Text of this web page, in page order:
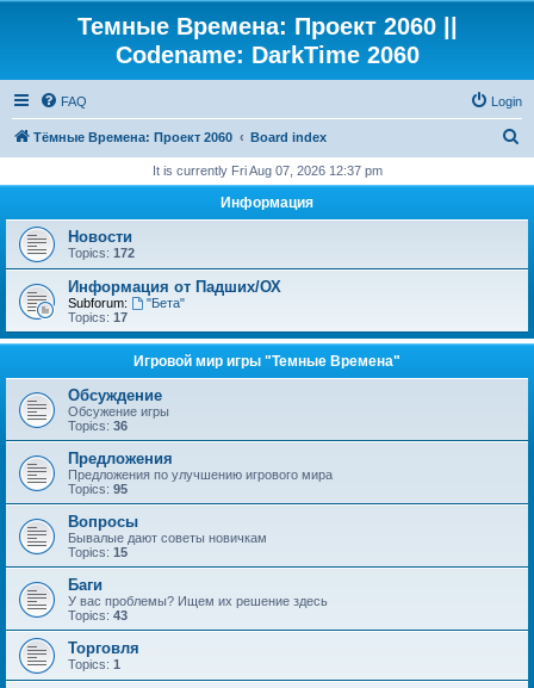
Темные Времена: Проект 2060 ||
Codename: DarkTime 2060
FAQ Login
Тёмные Времена: Проект 2060 Board index
r
It is currently Fri Aug 07, 2026 12:37 pm
Информация
Новости
Topics: 172
Информация от Падших/ОХ
Subforum:
"Бета"
Topics: 17
Игровой мир игры "Темные Времена"
Обсуждение
Обсужение игры
Topics: 36
Предложения
Предложения по улучшению игрового мира
Topics: 95
Вопросы
Бывалые дают советы новичкам
Topics: 15
Баги
У вас проблемы? Ищем их решение здесь
Topics: 43
Торговля
Topics: 1